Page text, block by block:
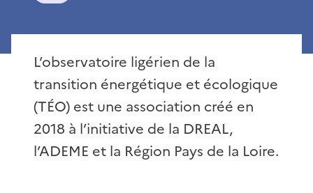
L’observatoire ligérien de la
transition énergétique et écologique
(TÉO) est une association créé en
2018 à l’initiative de la DREAL,
l’ADEME et la Région Pays de la Loire.